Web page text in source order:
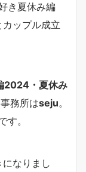
き夏休み編
カップル成立
2024・夏休み
務所はseju。
す。
なりまし